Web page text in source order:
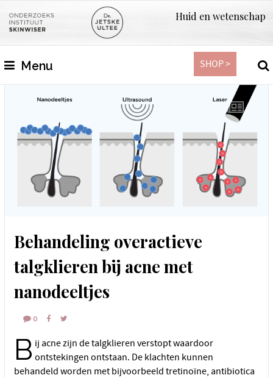
Huid en wetenschap
Menu SHOP >
Behandeling overactieve
talgklieren bij acne met
nanodeeltjes
0
B ij acne zijn de talgklieren verstopt waardoor
ontstekingen ontstaan. De klachten kunnen
behandeld worden met bijvoorbeeld tretinoïne, antibiotica